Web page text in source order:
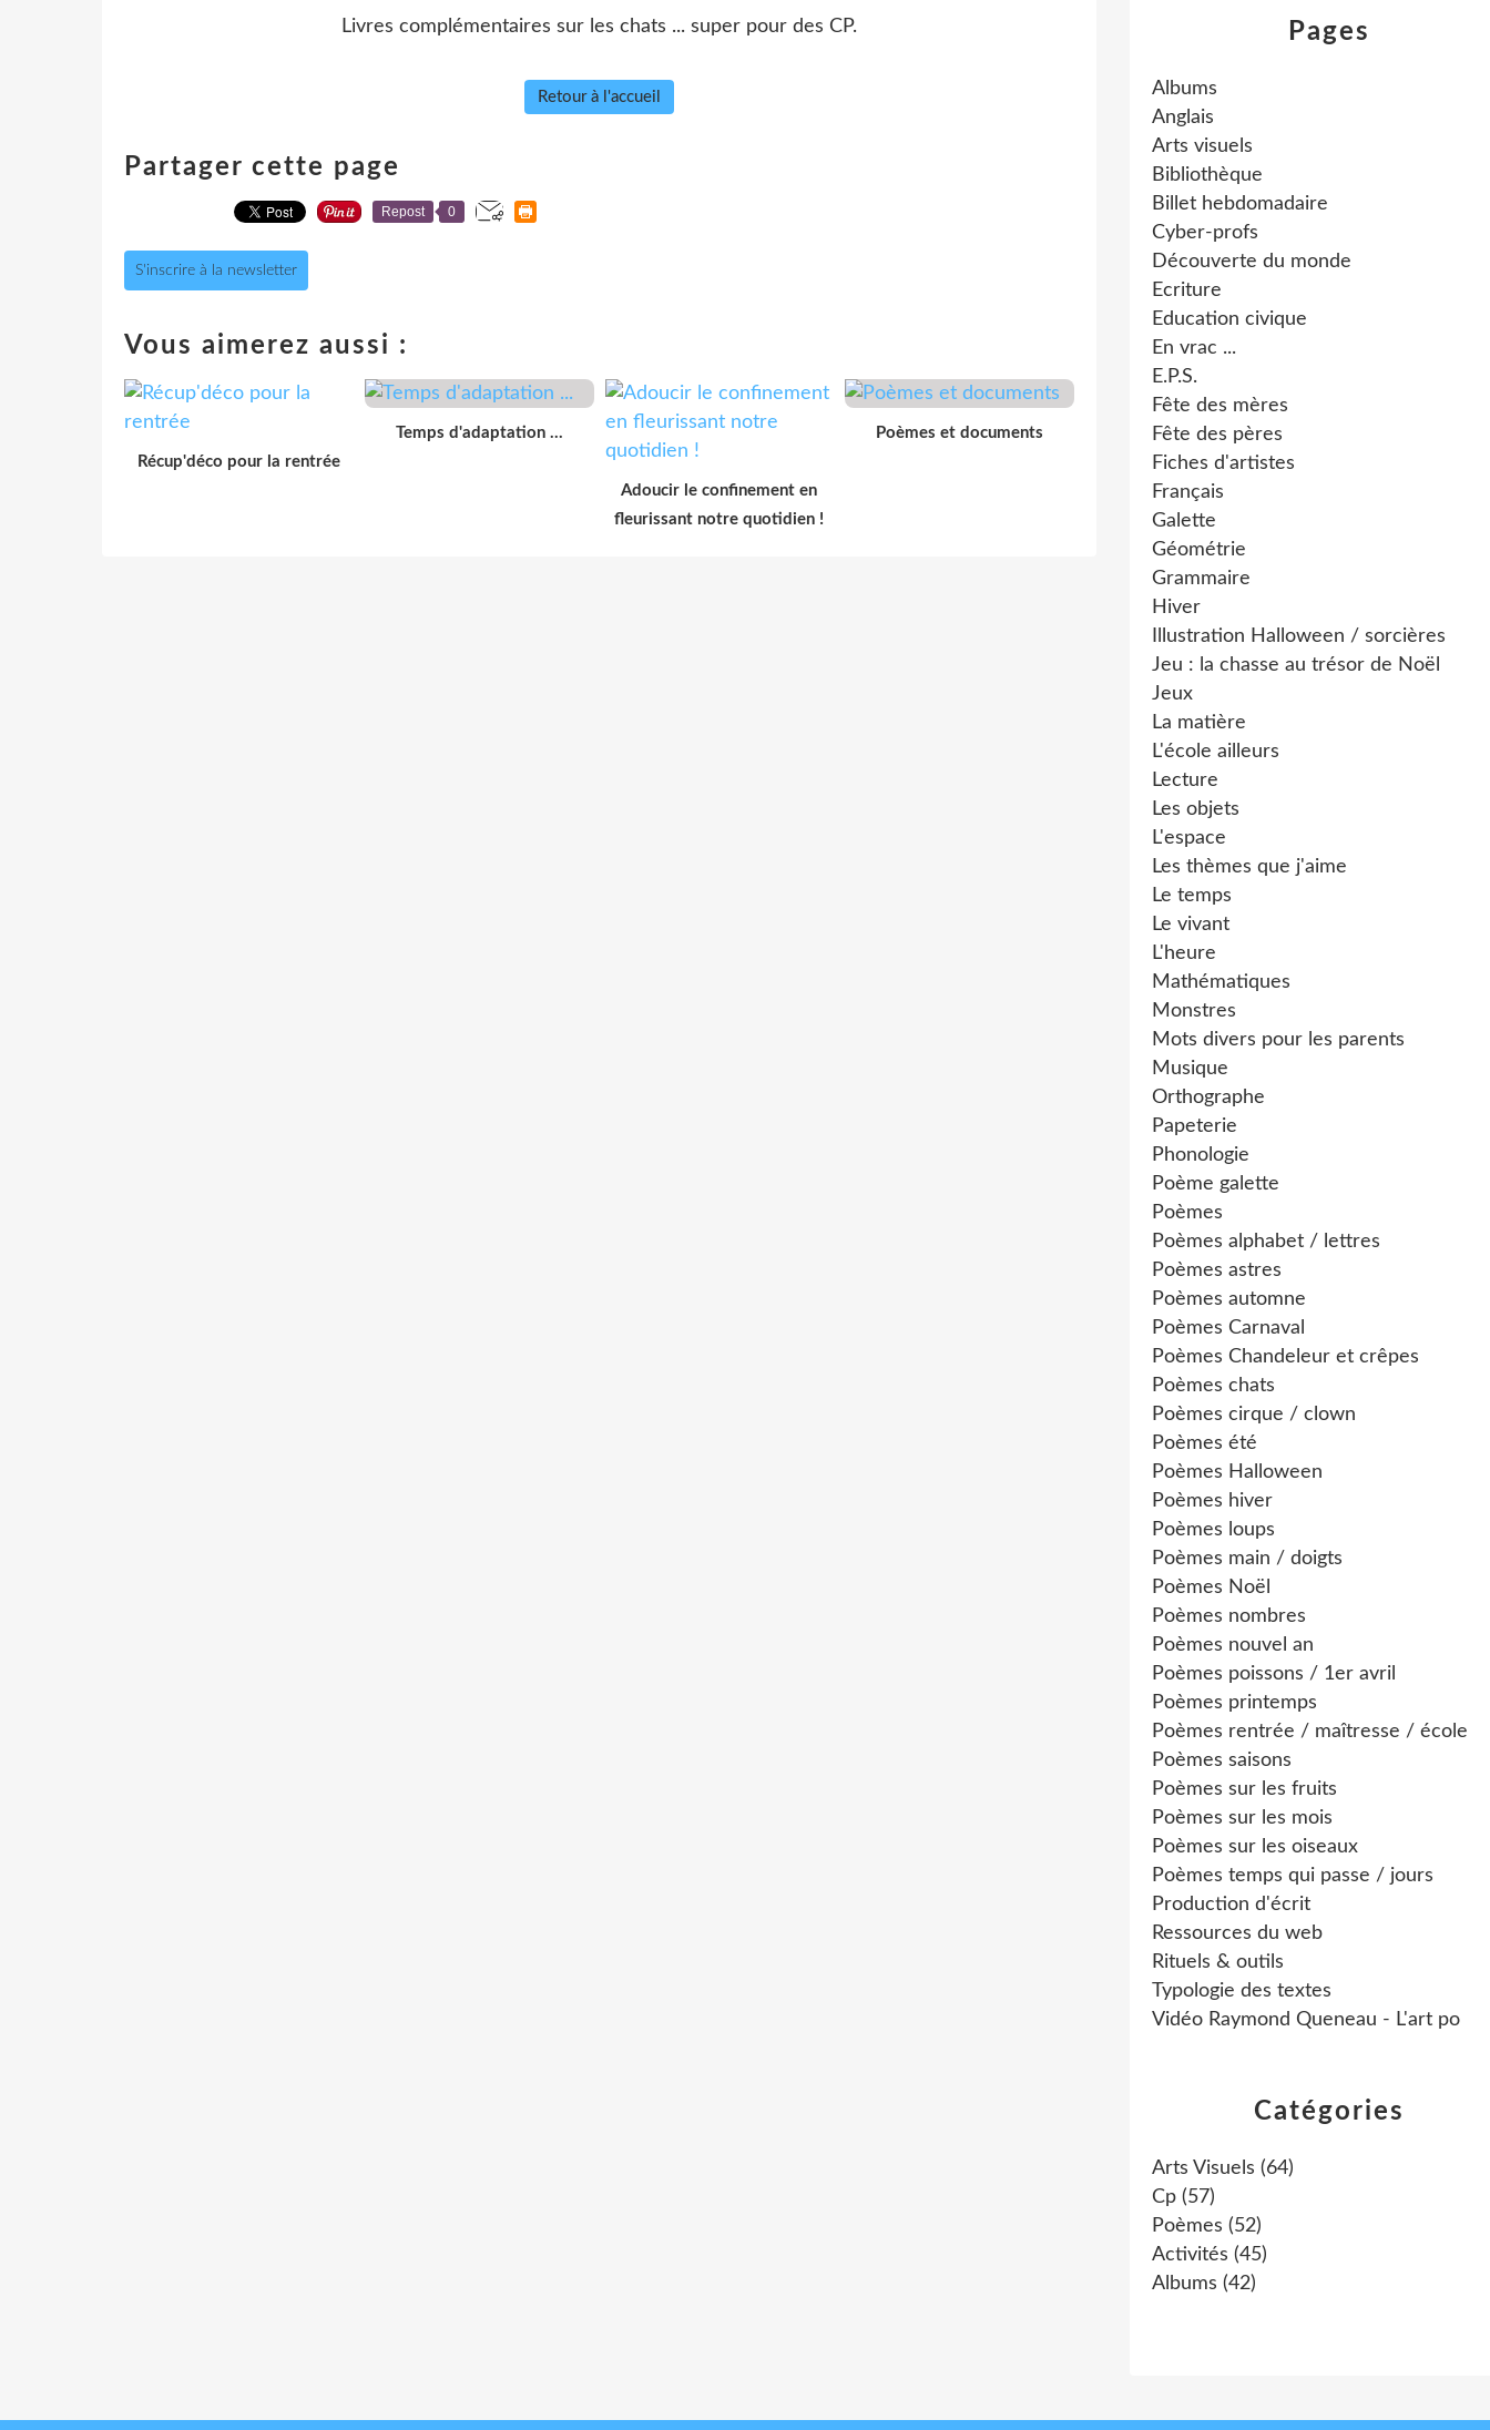
Livres complémentaires sur les chats ... super pour des CP.
Retour à l'accueil
Partager cette page
Repost 0
S'inscrire à la newsletter
Vous aimerez aussi :
Récup'déco pour la rentrée
Temps d'adaptation ...
Adoucir le confinement en
fleurissant notre quotidien !
Poèmes et documents
Catégories
Arts Visuels (64)
Cp (57)
Poèmes (52)
Activités (45)
Albums (42)
Pages
Albums
Anglais
Arts visuels
Bibliothèque
Billet hebdomadaire
Cyber-profs
Découverte du monde
Ecriture
Education civique
En vrac ...
E.P.S.
Fête des mères
Fête des pères
Fiches d'artistes
Français
Galette
Géométrie
Grammaire
Hiver
Illustration Halloween / sorcières
Jeu : la chasse au trésor de Noël
Jeux
La matière
L'école ailleurs
Lecture
Les objets
L'espace
Les thèmes que j'aime
Le temps
Le vivant
L'heure
Mathématiques
Monstres
Mots divers pour les parents
Musique
Orthographe
Papeterie
Phonologie
Poème galette
Poèmes
Poèmes alphabet / lettres
Poèmes astres
Poèmes automne
Poèmes Carnaval
Poèmes Chandeleur et crêpes
Poèmes chats
Poèmes cirque / clown
Poèmes été
Poèmes Halloween
Poèmes hiver
Poèmes loups
Poèmes main / doigts
Poèmes Noël
Poèmes nombres
Poèmes nouvel an
Poèmes poissons / 1er avril
Poèmes printemps
Poèmes rentrée / maîtresse / école
Poèmes saisons
Poèmes sur les fruits
Poèmes sur les mois
Poèmes sur les oiseaux
Poèmes temps qui passe / jours
Production d'écrit
Ressources du web
Rituels & outils
Typologie des textes
Vidéo Raymond Queneau - L'art po